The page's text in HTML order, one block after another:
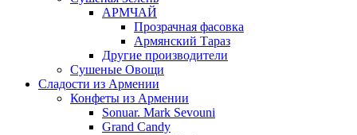
АРМЧАЙ
Прозрачная фасовка
Армянский Тараз
Другие производители
Сушеные Овощи
Сладости из Армении
Конфеты из Армении
Sonuar. Mark Sevouni
Grand Candy